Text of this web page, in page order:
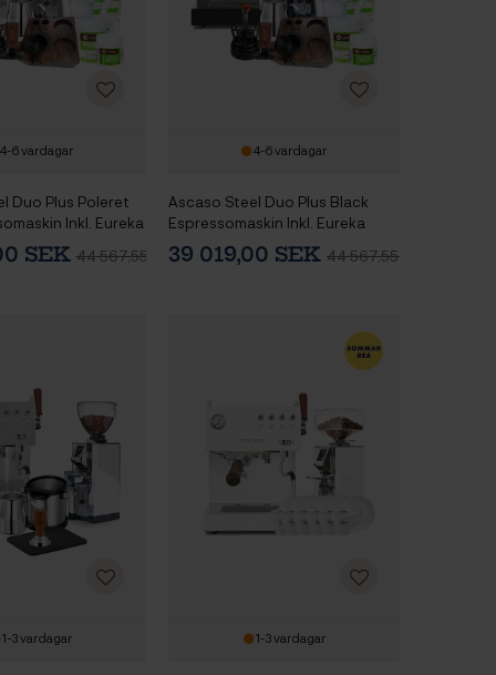
4-6 vardagar
Duo Plus Poleret
Inkl. Eureka
SEK 44 567,55 SEK
4-6 vardagar
Ascaso Steel Duo Plus Black
Espressomaskin Inkl. Eureka
Mignon Libra 65 Kvarn,
Baristautrustning,
39 019,00 SEK44 567,55 SEK
1-3 vardagar 1-3 vardagar